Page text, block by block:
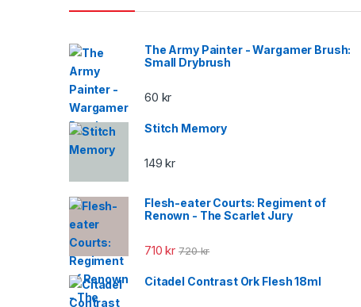
The Army Painter - Wargamer Brush:
Small Drybrush
60 kr
Stitch Memory
149kr
Flesh-eater Courts: Regiment of
Renown - The Scarlet Jury
710kr 720kr
Citadel Contrast Ork Flesh 18ml